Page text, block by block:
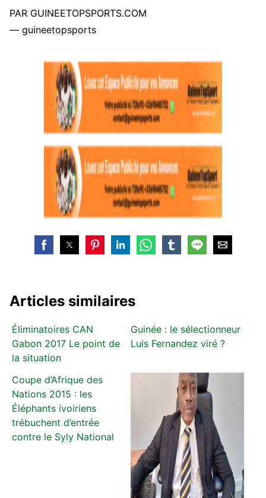
PAR GUINEETOPSPORTS.COM
— guineetopsports
Articles similaires
Éliminatoires CAN
Gabon 2017 Le point de
la situation
Guinée : le sélectionneur
Luis Fernandez viré ?
Coupe d’Afrique des
Nations 2015 : les
Éléphants ivoiriens
trébuchent d’entrée
contre le Syly National